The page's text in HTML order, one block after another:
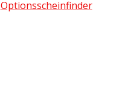
Optionsscheinfinder